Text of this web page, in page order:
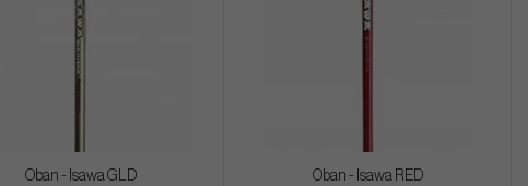
Oban - Isawa GLD Oban - Isawa RED